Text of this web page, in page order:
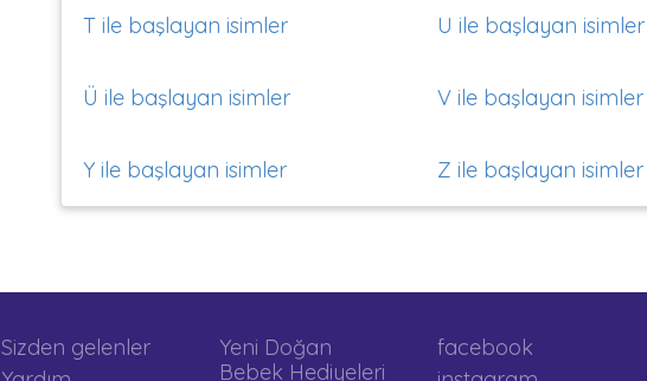
T ile başlayan isimler U ile başlayan isimler
Ü ile başlayan isimler V ile başlayan isimler
Y ile başlayan isimler Z ile başlayan isimler
Sizden gelenler
Yeni Doğan
Bebek Hediyeleri
facebook